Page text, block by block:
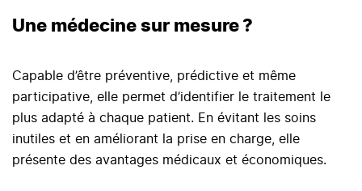
Une médecine sur mesure ?
Capable d’être préventive, prédictive et même
participative, elle permet d’identifier le traitement le
plus adapté à chaque patient. En évitant les soins
inutiles et en améliorant la prise en charge, elle
présente des avantages médicaux et économiques.